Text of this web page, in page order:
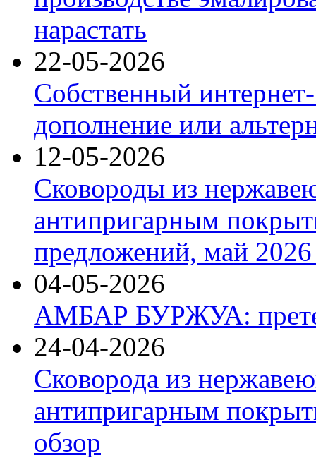
нарастать
22-05-2026
Собственный
дополнение или
12-05-2026
Сковороды из
антипригарным
предложений, май 2026
04-05-2026
АМБАР БУРЖУА:
24-04-2026
Сковорода из
антипригарным
обзор